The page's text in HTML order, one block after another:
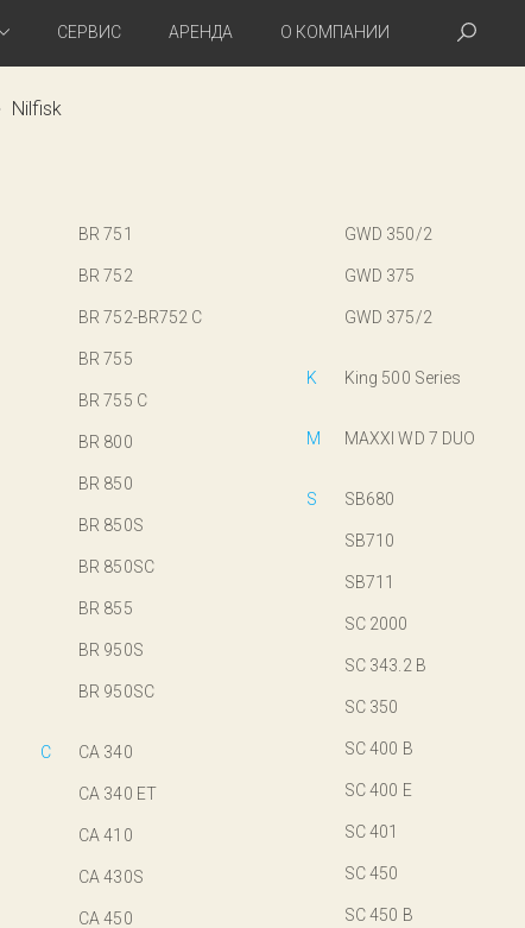
СЕРВИС АРЕНДА О КОМПАНИИ
Nilfisk
BR 751
BR 752
BR 752-BR752 C
BR 755
BR 755 C
BR 800
BR 850
BR 850S
BR 850SC
BR 855
BR 950S
BR 950SC
C CA 340
CA 340 ET
CA 410
CA 430S
CA 450
GWD 350/2
GWD 375
GWD 375/2
K King 500 Series
M MAXXI WD 7 DUO
S SB680
SB710
SB711
SC 2000
SC 343.2 B
SC 350
SC 400 B
SC 400 E
SC 401
SC 450
SC 450 B